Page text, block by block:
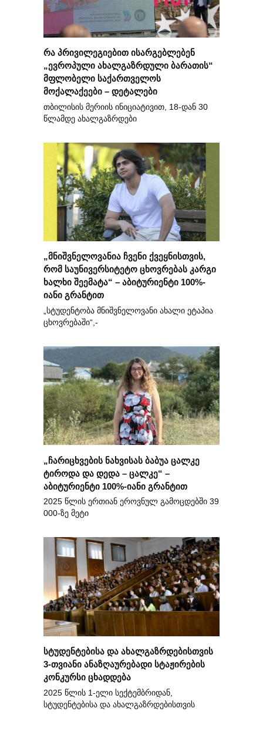
რა პრივილეგიებით ისარგებლებენ
„ევროპული ახალგაზრდული ბარათის“
მფლობელი საქართველოს
მოქალაქეები – დეტალები
თბილისის მერიის ინიციატივით, 18-დან 30
წლამდე ახალგაზრდები
„მნიშვნელოვანია ჩვენი ქვეყნისთვის,
რომ საუნივერსიტეტო ცხოვრებას კარგი
ხალხი შეემატა“ – აბიტურიენტი 100%-
იანი გრანტით
„სტუდენტობა მნიშვნელოვანი ახალი ეტაპია
ცხოვრებაში“,-
„ჩარიცხვების ნახვისას ბაბუა ცალკე
ტიროდა და დედა – ცალკე“ –
აბიტურიენტი 100%-იანი გრანტით
2025 წლის ერთიან ეროვნულ გამოცდებში 39
000-ზე მეტი
სტუდენტებისა და ახალგაზრდებისთვის
3-თვიანი ანაზღაურებადი სტაჟირების
კონკურსი ცხადდება
2025 წლის 1-ელი სექტემბრიდან,
სტუდენტებისა და ახალგაზრდებისთვის